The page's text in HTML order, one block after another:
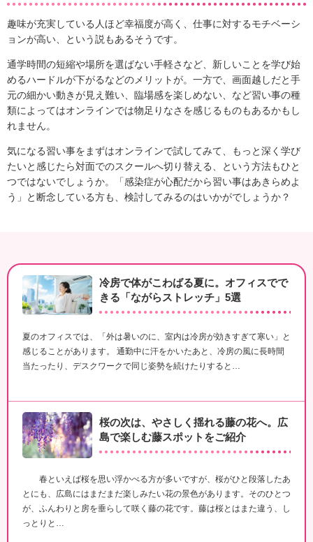
趣味が充実している人ほど幸福度が高く、仕事に対するモチベーシ
ョンが高い、という説もあるそうです。
通学時間の短縮や場所を選ばない手軽さなど、新しいことを学び始
めるハードルが下がるなどのメリットが。一方で、画面越しだと手
元の細かい動きが見え難い、臨場感を楽しめない、など習い事の種
類によってはオンラインでは物足りなさを感じるものもあるかもし
れません。
気になる習い事をまずはオンラインで試してみて、もっと深く学び
たいと感じたら対面でのスクールへ切り替える、という方法もひと
つではないでしょうか。「感染症が心配だから習い事はあきらめよ
う」と断念している方も、検討してみるのはいかがでしょうか？
冷房で体がこわばる夏に。オフィスでで
きる「ながらストレッチ」5選
夏のオフィスでは、「外は暑いのに、室内は冷房が効きすぎて寒い」と
感じることがあります。 通勤中に汗をかいたあと、冷房の風に長時間
当たったり、デスクワークで同じ姿勢を続けたりすると…
桜の次は、やさしく揺れる藤の花へ。広
島で楽しむ藤スポットをご紹介
春といえば桜を思い浮かべる方が多いですが、桜がひと段落したあ
とにも、広島にはまだまだ楽しみたい花の景色があります。そのひとつ
が、ふんわりと房を垂らして咲く藤の花です。藤は桜とはまた違う、し
っとりと…